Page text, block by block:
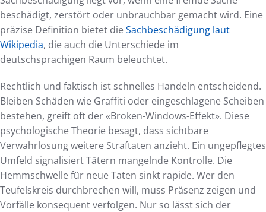
beschädigt, zerstört oder unbrauchbar gemacht wird. Eine
präzise Definition bietet dieSachbeschädigung laut
Wikipedia, die auch die Unterschiede im
deutschsprachigen Raum beleuchtet.
Rechtlich und faktisch ist schnelles Handeln entscheidend.
Bleiben Schäden wie Graffiti oder eingeschlagene Scheiben
bestehen, greift oft der «Broken-Windows-Effekt». Diese
psychologische Theorie besagt, dass sichtbare
Verwahrlosung weitere Straftaten anzieht. Ein ungepflegtes
Umfeld signalisiert Tätern mangelnde Kontrolle. Die
Hemmschwelle für neue Taten sinkt rapide. Wer den
Teufelskreis durchbrechen will, muss Präsenz zeigen und
Vorfälle konsequent verfolgen. Nur so lässt sich der